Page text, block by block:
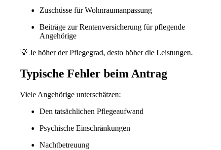
Zuschüsse für Wohnraumanpassung
Beiträge zur Rentenversicherung für pflegende
Angehörige
💡 Je höher der Pflegegrad, desto höher die Leistungen.
Typische Fehler beim Antrag
Viele Angehörige unterschätzen:
Den tatsächlichen Pflegeaufwand
Psychische Einschränkungen
Nachtbetreuung